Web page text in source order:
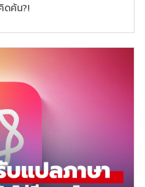
ดค้น?!